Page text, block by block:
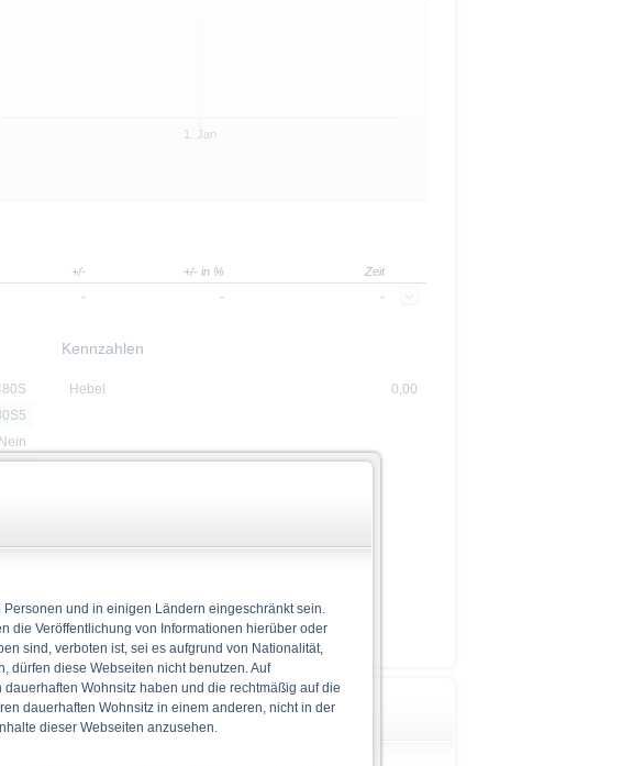
1. Jan
+/- +/- in % Zeit
- - -
Nein
Kennzahlen
Hebel 0,00
Wichtige Hinweise
und in einigen Ländern eingeschränkt sein.
die Veröffentlichung von Informationen hierüber oder
sind, verboten ist, sei es aufgrund von Nationalität,
dürfen diese Webseiten nicht benutzen. Auf
Wohnsitz haben und die rechtmäßig auf die
dauerhaften Wohnsitz in einem anderen, nicht in der
dieser Webseiten anzusehen.